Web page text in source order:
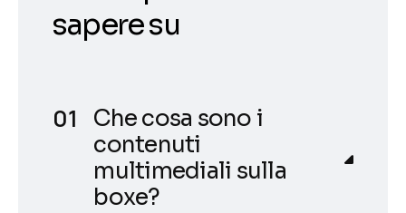
sapere su
Che cosa sono i
contenuti
multimediali sulla
boxe?